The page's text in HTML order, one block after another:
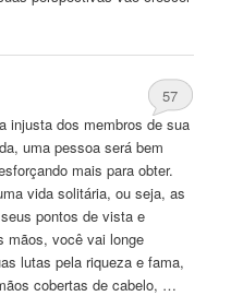
57
injusta dos membros de sua
, uma pessoa será bem
mais para obter.
vida solitária, ou seja, as
pontos de vista e
mãos, você vai longe
lutas pela riqueza e fama,
cobertas de cabelo, …